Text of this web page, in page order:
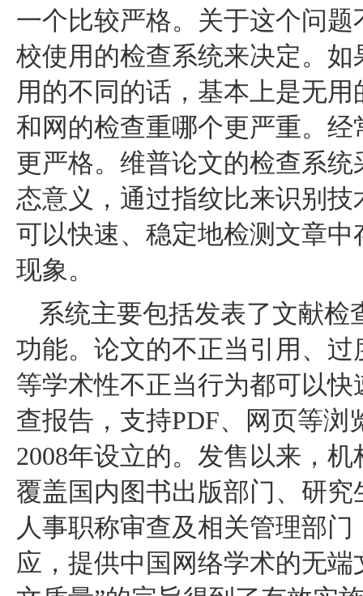
一个比较严格。关于这个问
校使用的检查系统来决定。
用的不同的话，基本上是无
和网的检查重哪个更严重。
更严格。维普论文的检查系
态意义，通过指纹比来识别
可以快速、稳定地检测文章
现象。
系统主要包括发表了文献
功能。论文的不正当引用、
等学术性不正当行为都可以
查报告，支持PDF、网页等
2008年设立的。发售以来，
覆盖国内图书出版部门、研
人事职称审查及相关管理部
应，提供中国网络学术的无